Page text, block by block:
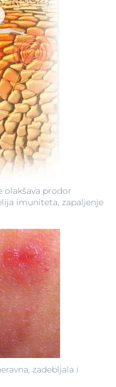
olakšava prodor
imuniteta, zapaljenje
zadebljala i